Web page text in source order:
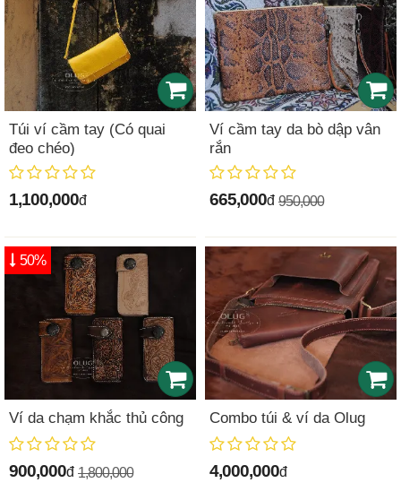
Túi ví cầm tay (Có quai
đeo chéo)
1,100,000đ
Ví cầm tay da bò dập vân
rắn
665,000đ 950,000
Ví da chạm khắc thủ công
900,000đ 1,800,000
50%
Combo túi & ví da Olug
4,000,000đ